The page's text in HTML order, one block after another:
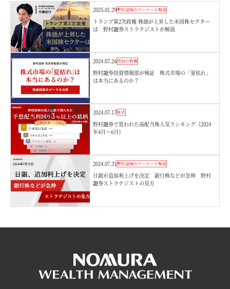
2025.01.29野村證券のマーケット解説
トランプ第2次政権 株価が上昇した米国株セクター
は 野村證券ストラテジストが解説
2024.07.26投資の教養
野村證券投資情報部が検証 株式市場の「夏枯れ」
は本当にあるのか？
2024.07.17株式
野村證券で買われた高配当株人気ランキング（2024
年4月～6月）
2024.07.31野村證券のマーケット解説
日銀が追加利上げを決定 銀行株などが急伸 野村
證券ストラテジストの見方